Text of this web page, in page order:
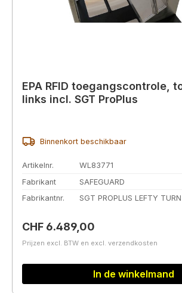
EPA RFID toegangscontrole,
links incl. SGT ProPlus
Binnenkort beschikbaar
Artikelnr.
WL83771
Fabrikant
SAFEGUARD
Fabrikantnr.
SGT PROPLUS LEFTY TURN
Normale prijs:
CHF 6.489,00
Prijzen excl. BTW en excl. verzendkosten
In de winkelmand